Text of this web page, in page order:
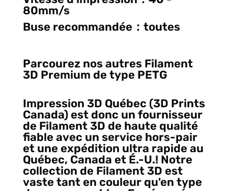
80mm/s
Buse recommandée：toutes
Parcourez nos autres Filament
3D Premium de type PETG
Impression 3D Québec (3D Prints
Canada) est donc un fournisseur
de Filament 3D de haute qualité
fiable avec un service hors-pair
et une expédition ultra rapide au
Québec, Canada et É.-U.! Notre
collection de Filament 3D est
vaste tant en couleur qu'en type